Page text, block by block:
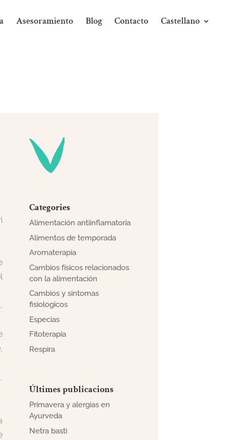
Asesoramiento Blog Contacto Castellano
Categories
Alimentación antiinflamatoria
Alimentos de temporada
Aromaterapia
Cambios físicos relacionados
con la alimentación
Cambios y sintomas
fisiologicos
Especias
Fitoterapia
Respira
Últimes publicacions
Primavera y alergias en
Ayurveda
Netra basti